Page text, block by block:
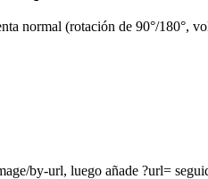
normal (rotación de 90°/180°,
by-url, luego añade ?url=